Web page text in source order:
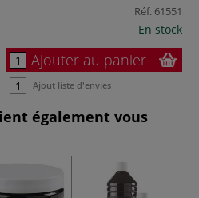
Réf. 61551
En stock
Ajouter au panier
Ajout liste d'envies
également vous